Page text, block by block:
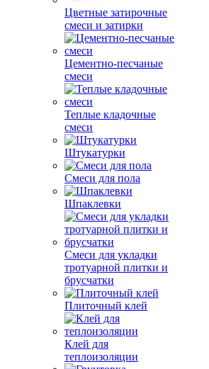
Цветные затирочные
смеси и затирки
Цементно-песчаные
смеси
Теплые кладочные
смеси
Штукатурки
Смеси для пола
Шпаклевки
Смеси для укладки
тротуарной плитки и
брусчатки
Плиточный клей
Клей для
теплоизоляции